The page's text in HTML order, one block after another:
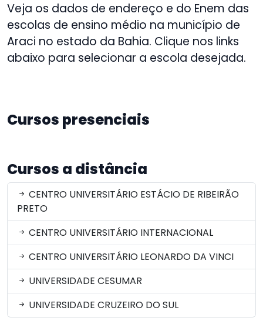
Veja os dados de endereço e do Enem das
escolas de ensino médio na município de
Araci no estado da Bahia. Clique nos links
abaixo para selecionar a escola desejada.
Cursos presenciais
Cursos a distância
CENTRO UNIVERSITÁRIO ESTÁCIO DE RIBEIRÃO
PRETO
CENTRO UNIVERSITÁRIO INTERNACIONAL
CENTRO UNIVERSITÁRIO LEONARDO DA VINCI
UNIVERSIDADE CESUMAR
UNIVERSIDADE CRUZEIRO DO SUL